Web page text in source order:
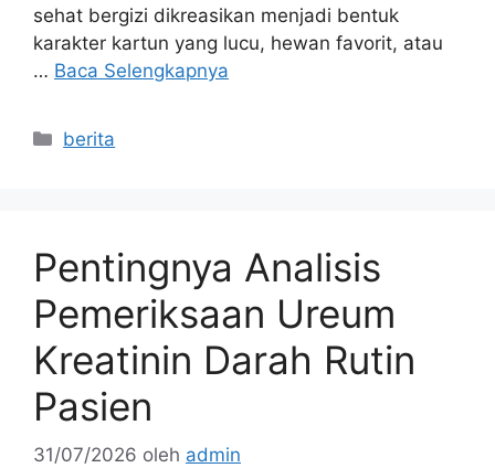
sehat bergizi dikreasikan menjadi bentuk
karakter kartun yang lucu, hewan favorit, atau
… Baca Selengkapnya
Kategori
berita
Pentingnya Analisis
Pemeriksaan Ureum
Kreatinin Darah Rutin
Pasien
31/07/2026 oleh admin